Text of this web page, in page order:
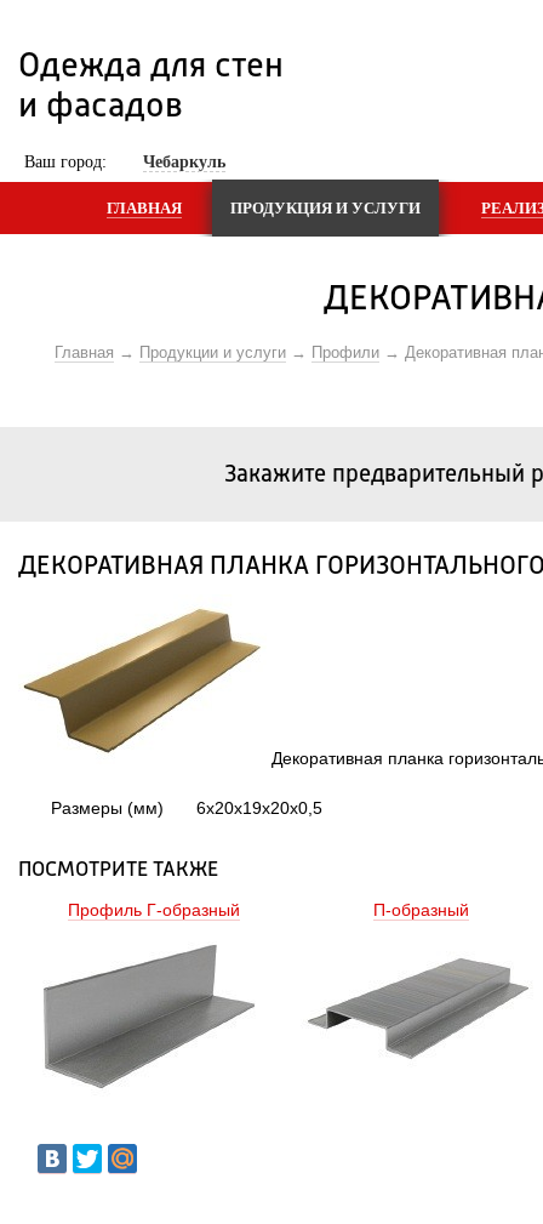
Одежда для стен
и фасадов
Ваш город: Чебаркуль
ГЛАВНАЯ ПРОДУКЦИЯ И УСЛУГИ
Главная Продукции и услуги Профили Декоративная
Закажите предварительный
ДЕКОРАТИВНАЯ ПЛАНКА
Декоративная планка
Размеры (мм) 6х20х19х20х0,5
ПОСМОТРИТЕ ТАКЖЕ
Профиль Г-образный П-образный